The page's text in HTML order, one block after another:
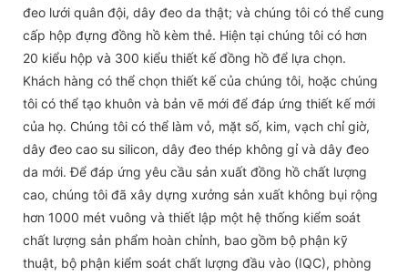
đeo lưới quân đội, dây đeo da thật; và chúng tôi có thể cung
cấp hộp đựng đồng hồ kèm thẻ. Hiện tại chúng tôi có hơn
20 kiểu hộp và 300 kiểu thiết kế đồng hồ để lựa chọn.
Khách hàng có thể chọn thiết kế của chúng tôi, hoặc chúng
tôi có thể tạo khuôn và bản vẽ mới để đáp ứng thiết kế mới
của họ. Chúng tôi có thể làm vỏ, mặt số, kim, vạch chỉ giờ,
dây đeo cao su silicon, dây đeo thép không gỉ và dây đeo
da mới. Để đáp ứng yêu cầu sản xuất đồng hồ chất lượng
cao, chúng tôi đã xây dựng xưởng sản xuất không bụi rộng
hơn 1000 mét vuông và thiết lập một hệ thống kiểm soát
chất lượng sản phẩm hoàn chỉnh, bao gồm bộ phận kỹ
thuật, bộ phận kiểm soát chất lượng đầu vào (IQC), phòng